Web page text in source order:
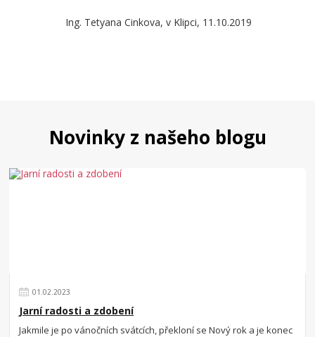
Ing. Tetyana Cinkova, v Klipci, 11.10.2019
Novinky z našeho blogu
01 02 2023
Jarní radosti a zdobení
Jakmile je po vánočních svátcích, překloní se Nový rok a je konec